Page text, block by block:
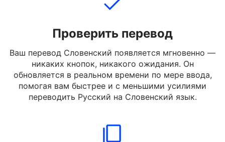
Проверить перевод
Ваш перевод Словенский появляется мгновенно —
никаких кнопок, никакого ожидания. Он
обновляется в реальном времени по мере ввода,
переводить Русский на Словенский язык.